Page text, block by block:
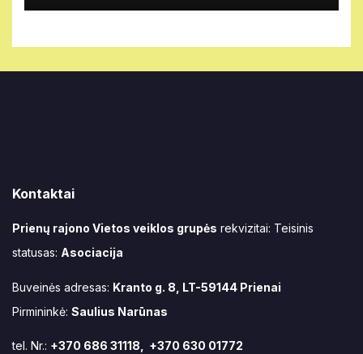
Kontaktai
Prienų rajono Vietos veiklos grupės rekvizitai: Teisinis
statusas: Asociacija
Buveinės adresas: Kranto g. 8, LT-59144 Prienai
Pirmininkė: Saulius Narūnas
tel. Nr.: +370 686 31118, +370 630 01772